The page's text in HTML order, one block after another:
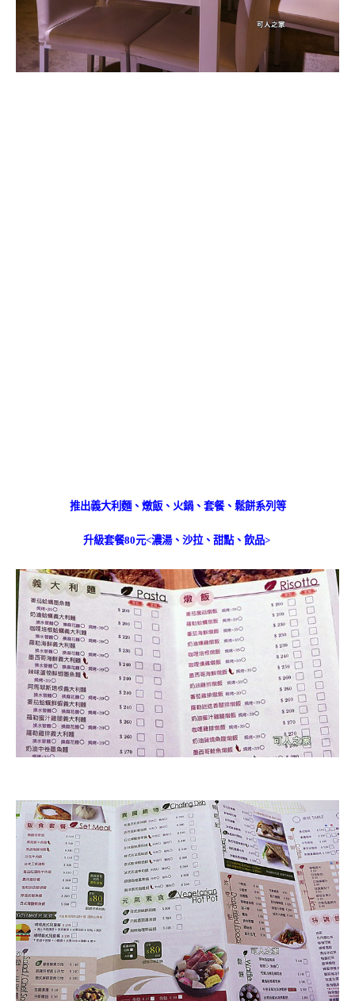
推出義大利麵、燉飯、火鍋、套餐、鬆餅系列等
升級套餐80元<濃湯、沙拉、甜點、飲品>